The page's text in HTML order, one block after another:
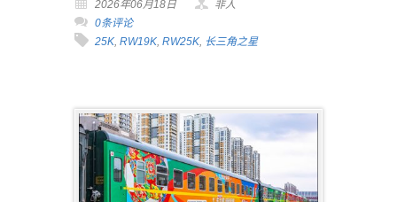
2026年06月18日
非人
0条评论
25K RW19K RW25K 长三角之星